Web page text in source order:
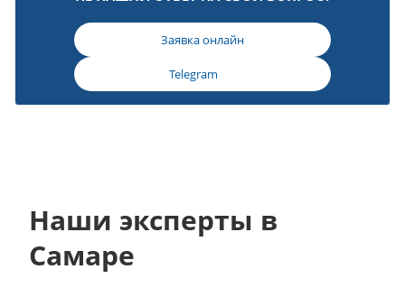
Заявка онлайн
Telegram
Наши эксперты в
Самаре